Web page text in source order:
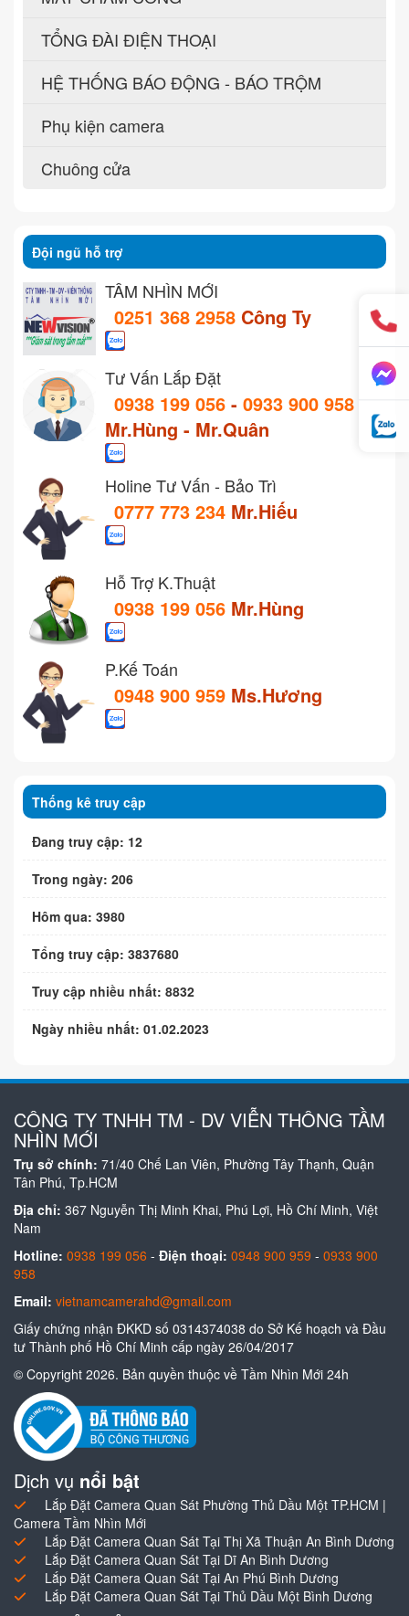
TỔNG ĐÀI ĐIỆN THOẠI
HỆ THỐNG BÁO ĐỘNG - BÁO TRỘM
Phụ kiện camera
Chuông cửa
Đội ngũ hỗ trợ
TẦM NHÌN MỚI
0251 368 2958 Công Ty
Tư Vấn Lắp Đặt
0938 199 056 - 0933 900 958
Mr.Hùng - Mr.Quân
Holine Tư Vấn - Bảo Trì
0777 773 234 Mr.Hiếu
Hỗ Trợ K.Thuật
0938 199 056 Mr.Hùng
P.Kế Toán
0948 900 959 Ms.Hương
Thống kê truy cập
Đang truy cập: 12
Trong ngày: 206
Hôm qua: 3980
Tổng truy cập: 3837680
Truy cập nhiều nhất: 8832
Ngày nhiều nhất: 01.02.2023
CÔNG TY TNHH TM - DV VIỄN THÔNG TẦM
NHÌN MỚI
Trụ sở chính: 71/40 Chế Lan Viên, Phường Tây Thạnh, Quận
Tân Phú, Tp.HCM
Địa chỉ: 367 Nguyễn Thị Minh Khai, Phú Lợi, Hồ Chí Minh, Việt
Nam
Hotline: 0938 199 056 - Điện thoại: 0948 900 959 - 0933 900
958
Email: vietnamcamerahd@gmail.com
Giấy chứng nhận ĐKKD số 0314374038 do Sở Kế hoạch và Đầu
tư Thành phố Hồ Chí Minh cấp ngày 26/04/2017
© Copyright 2026. Bản quyền thuộc về Tầm Nhìn Mới 24h
Dịch vụ nổi bật
Lắp Đặt Camera Quan Sát Phường Thủ Dầu Một TP.HCM |
Camera Tầm Nhìn Mới
Lắp Đặt Camera Quan Sát Tại Thị Xã Thuận An Bình Dương
Lắp Đặt Camera Quan Sát Tại Dĩ An Bình Dương
Lắp Đặt Camera Quan Sát Tại An Phú Bình Dương
Lắp Đặt Camera Quan Sát Tại Thủ Dầu Một Bình Dương